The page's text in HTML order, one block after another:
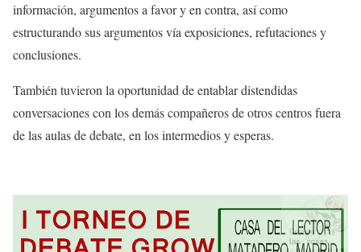
información, argumentos a favor y en contra, así como
estructurando sus argumentos vía exposiciones, refutaciones y
conclusiones.
También tuvieron la oportunidad de entablar distendidas
conversaciones con los demás compañeros de otros centros fuera
de las aulas de debate, en los intermedios y esperas.